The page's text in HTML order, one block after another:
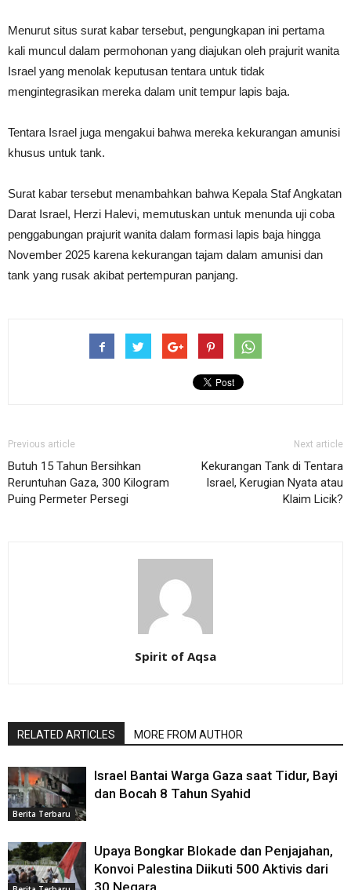
Menurut situs surat kabar tersebut, pengungkapan ini pertama
kali muncul dalam permohonan yang diajukan oleh prajurit wanita
Israel yang menolak keputusan tentara untuk tidak
mengintegrasikan mereka dalam unit tempur lapis baja.
Tentara Israel juga mengakui bahwa mereka kekurangan amunisi
khusus untuk tank.
Surat kabar tersebut menambahkan bahwa Kepala Staf Angkatan
Darat Israel, Herzi Halevi, memutuskan untuk menunda uji coba
penggabungan prajurit wanita dalam formasi lapis baja hingga
November 2025 karena kekurangan tajam dalam amunisi dan
tank yang rusak akibat pertempuran panjang.
Previous article
Butuh 15 Tahun Bersihkan
Reruntuhan Gaza, 300 Kilogram
Puing Permeter Persegi
Next article
Kekurangan Tank di Tentara
Israel, Kerugian Nyata atau
Klaim Licik?
Spirit of Aqsa
RELATED ARTICLES MORE FROM AUTHOR
Berita Terbaru
Israel Bantai Warga Gaza saat Tidur, Bayi
dan Bocah 8 Tahun Syahid
Upaya Bongkar Blokade dan Penjajahan,
Konvoi Palestina Diikuti 500 Aktivis dari
30 Negara